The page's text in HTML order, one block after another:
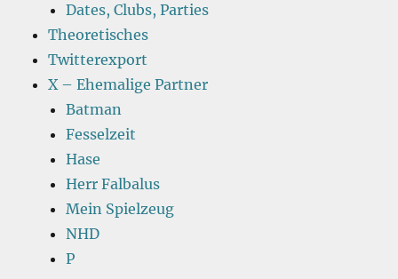
Dates, Clubs, Parties
Theoretisches
Twitterexport
X – Ehemalige Partner
Batman
Fesselzeit
Hase
Herr Falbalus
Mein Spielzeug
NHD
P